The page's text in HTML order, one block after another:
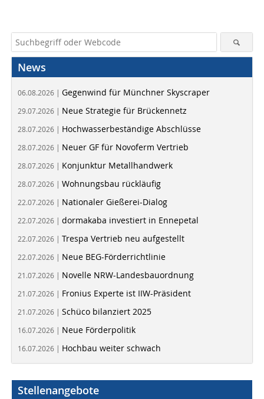
News
06.08.2026 | Gegenwind für Münchner Skyscraper
29.07.2026 | Neue Strategie für Brückennetz
28.07.2026 | Hochwasserbeständige Abschlüsse
28.07.2026 | Neuer GF für Novoferm Vertrieb
28.07.2026 | Konjunktur Metallhandwerk
28.07.2026 | Wohnungsbau rückläufig
22.07.2026 | Nationaler Gießerei-Dialog
22.07.2026 | dormakaba investiert in Ennepetal
22.07.2026 | Trespa Vertrieb neu aufgestellt
22.07.2026 | Neue BEG-Förderrichtlinie
21.07.2026 | Novelle NRW-Landesbauordnung
21.07.2026 | Fronius Experte ist IIW-Präsident
21.07.2026 | Schüco bilanziert 2025
16.07.2026 | Neue Förderpolitik
16.07.2026 | Hochbau weiter schwach
Stellenangebote